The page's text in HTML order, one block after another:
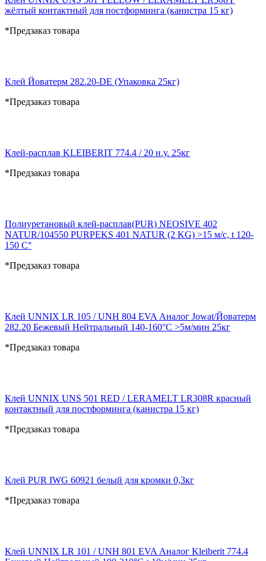
жёлтый контактный для постформинга (канистра 15 кг)
*Предзаказ товара
Клей Йоватерм 282.20-DE (Упаковка 25кг)
*Предзаказ товара
Клей-расплав KLEIBERIT 774.4 / 20 н.у. 25кг
*Предзаказ товара
Полиуретановый клей-расплав(PUR) NEOSIVE 402
NATUR/104550 PURPEKS 401 NATUR (2 KG) >15 м/c, t 120-
150 C°
*Предзаказ товара
Клей UNNIX LR 105 / UNH 804 EVA Аналог Jowat/Йоватерм
282.20 Бежевый Нейтральный 140-160°С >5м/мин 25кг
*Предзаказ товара
Клей UNNIX UNS 501 RED / LERAMELT LR308R красный
контактный для постформинга (канистра 15 кг)
*Предзаказ товара
Клей PUR IWG 60921 белый для кромки 0,3кг
*Предзаказ товара
Клей UNNIX LR 101 / UNH 801 EVA Аналог Kleiberit 774.4